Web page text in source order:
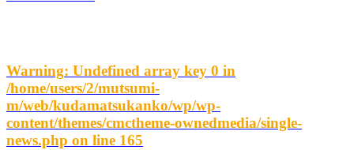
Warning: Undefined array key 0 in
/home/users/2/mutsumi-
m/web/kudamatsukanko/wp/wp-
content/themes/cmctheme-ownedmedia/single-
news.php on line 165